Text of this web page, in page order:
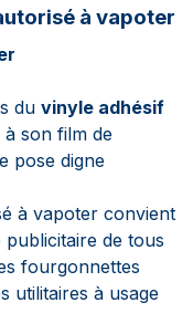
à vapoter
du vinyle adhésif
à son film de
pose digne
à vapoter convient
de tous
fourgonnettes
utilitaires à usage